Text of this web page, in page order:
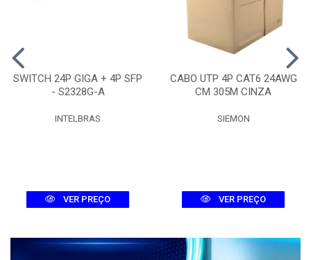
SWITCH 24P GIGA + 4P SFP
- S2328G-A
INTELBRAS
VER PREÇO
CABO UTP 4P CAT6 24AWG
CM 305M CINZA
SIEMON
VER PREÇO